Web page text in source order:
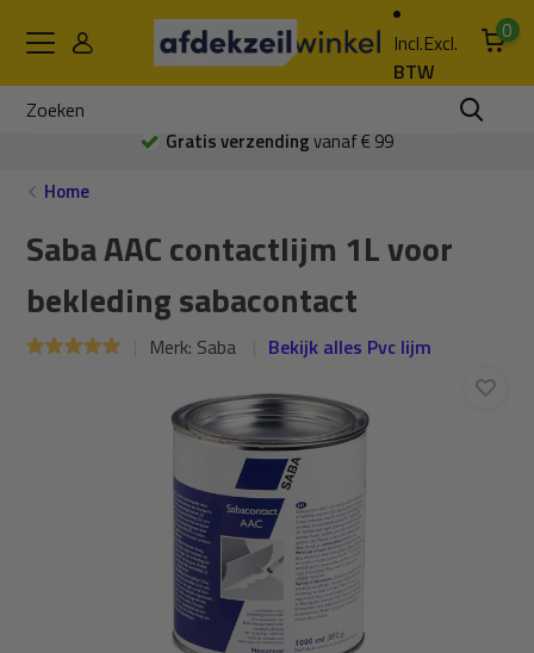
Incl.Excl.
BTW
0
Gratis verzendingvanaf € 99
Home
Saba AAC contactlijm 1L voor
bekleding sabacontact
Merk: Saba Bekijk alles Pvc lijm